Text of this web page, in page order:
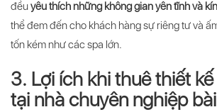
đềuyêu thích những không gian yên tĩnh và
thể đem đến cho khách hàng sự riêng tư và
tốn kém như các spa lớn.
3. Lợi ích khi thuê thiết
tại nhà chuyên nghiệp